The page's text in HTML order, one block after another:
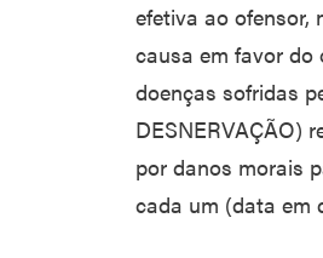
efetiva ao ofensor,
causa em favor do
doenças sofridas
DESNERVAÇÃO)
por danos morais
cada um (data em